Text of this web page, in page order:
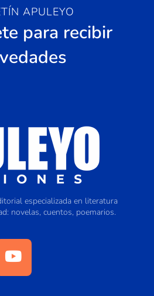
APULEYO
para recibir
especializada en literatura
novelas, cuentos, poemarios.